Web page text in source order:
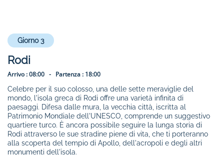
Giorno 3
Rodi
Arrivo :08:00 - Partenza : 18:00
Celebre per il suo colosso, una delle sette meraviglie del
mondo, l'isola greca di Rodi offre una varietà infinita di
paesaggi. Difesa dalle mura, la vecchia città, iscritta al
Patrimonio Mondiale dell'UNESCO, comprende un suggestivo
quartiere turco. È ancora possibile seguire la lunga storia di
Rodi attraverso le sue stradine piene di vita, che ti porteranno
alla scoperta del tempio di Apollo, dell'acropoli e degli altri
monumenti dell'isola.